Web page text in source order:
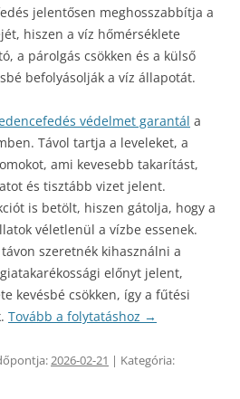
jelentősen meghosszabbítja a
hiszen a víz hőmérséklete
a párolgás csökken és a külső
befolyásolják a víz állapotát.
védelmet garantál a
Távol tartja a leveleket, a
ami kevesebb takarítást,
és tisztább vizet jelent.
is betölt, hiszen gátolja, hogy a
véletlenül a vízbe essenek.
szeretnék kihasználni a
előnyt jelent,
kevésbé csökken, így a fűtési
Tovább a folytatáshoz →
2026-02-21 | Kategória: